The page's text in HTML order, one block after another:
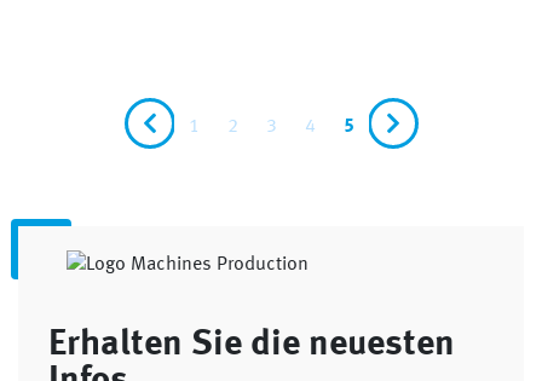
1 2 3 4 5
Erhalten Sie die neuesten